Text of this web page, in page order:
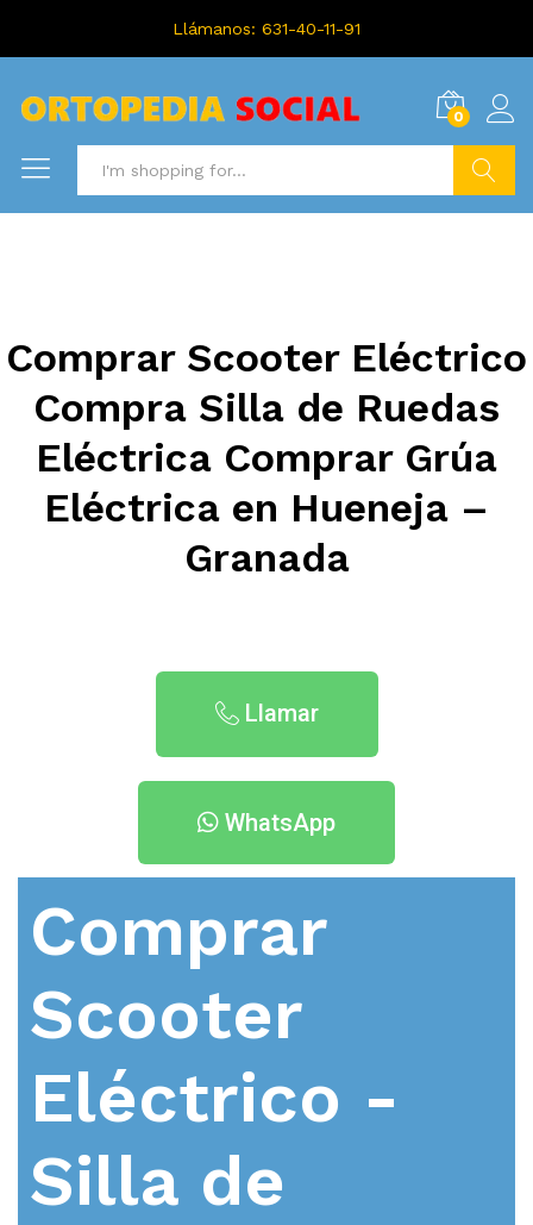
Llámanos: 631-40-11-91
0
Comprar Scooter Eléctrico
Compra Silla de Ruedas
Eléctrica Comprar Grúa
Eléctrica en Hueneja –
Granada
Llamar
WhatsApp
Comprar
Scooter
Eléctrico -
Silla de